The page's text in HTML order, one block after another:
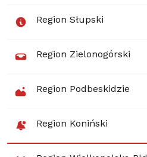
Region Słupski
Region Zielonogórski
Region Podbeskidzie
Region Koniński